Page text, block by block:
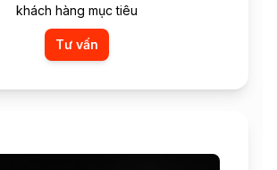
khách hàng mục tiêu
Tư vấn